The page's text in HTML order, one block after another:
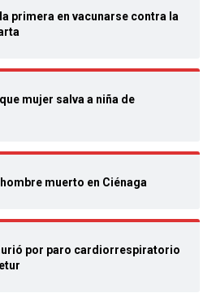
primera en vacunarse contra la
mujer salva a niña de
muerto en Ciénaga
por paro cardiorrespiratorio